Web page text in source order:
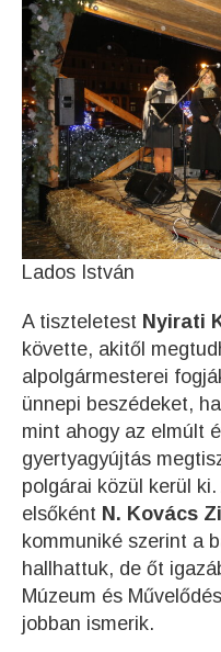
Lados István
A tiszteletest Nyirati
követte, akitől
alpolgármesterei
ünnepi beszédeket,
mint ahogy az elmúlt
gyertyagyújtás
polgárai közül kerül
elsőként N. Kovács
kommuniké szerint a
hallhattuk, de őt
Múzeum és
jobban ismerik.